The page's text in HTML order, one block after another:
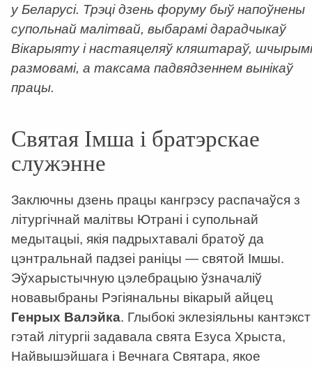
у Беларусі. Трэці дзень форуму быў напоўнены
супольнай малітвай, выбарамі дарадчыкаў
Вікарыяту і настаяцеляў кляштараў, шчырымі
размовамі, а таксама падвядзеннем вынікаў
працы.
Святая Імша і братэрскае
служэнне
Заключны дзень працы кангрэсу распачаўся з
літургічнай малітвы Ютрані і супольнай
медытацыі, якія падрыхтавалі братоў да
цэнтральнай падзеі раніцы — святой Імшы.
Эўхарыстычную цэлебрацыю ўзначаліў
новавыбраны Рэгіянальны вікарый айцец
Генрых Валэйка. Глыбокі эклезіяльны кантэкст
гэтай літургіі задавала свята Езуса Хрыста,
Найвышэйшага і Вечнага Святара, якое